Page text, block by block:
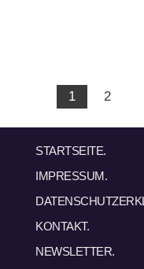
1 2
STARTSEITE.
IMPRESSUM.
KONTAKT.
NEWSLETTER.